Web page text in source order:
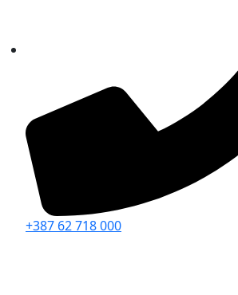
+387 62 718 000